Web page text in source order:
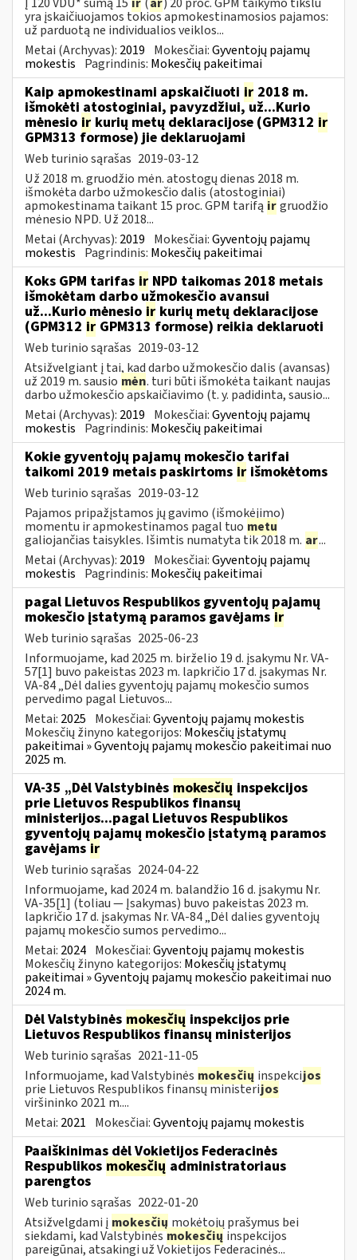
yra įskaičiuojamos tokios apmokestinamosios pajamos:
už parduotą ne individualios veiklos...
Metai (Archyvas): 2019 Mokesčiai:Gyventojų pajamų
mokestis Pagrindinis: Mokesčių pakeitimai
Kaip apmokestinami apskaičiuoti ir 2018 m.
išmokėti atostoginiai, pavyzdžiui, už...Kurio
mėnesio ir kurių metų deklaracijose (GPM312 ir
GPM313 formose) jie deklaruojami
Web turinio sąrašas 2019-03-12
Už 2018 m. gruodžio mėn. atostogų dienas 2018 m.
išmokėta darbo užmokesčio dalis (atostoginiai)
apmokestinama taikant 15 proc. GPM tarifą irgruodžio
mėnesio NPD. Už 2018...
Metai (Archyvas): 2019 Mokesčiai:Gyventojų pajamų
mokestis Pagrindinis: Mokesčių pakeitimai
Koks GPM tarifas ir NPD taikomas 2018 metais
išmokėtam darbo užmokesčio avansui
už...Kurio mėnesio ir kurių metų deklaracijose
(GPM312 ir GPM313 formose) reikia deklaruoti
Web turinio sąrašas 2019-03-12
Atsižvelgiant į tai, kad darbo užmokesčio dalis (avansas)
už 2019 m. sausio mėn. turi būti išmokėta taikant naujas
darbo užmokesčio apskaičiavimo (t. y. padidinta, sausio...
Metai (Archyvas): 2019 Mokesčiai:Gyventojų pajamų
mokestis Pagrindinis: Mokesčių pakeitimai
Kokie gyventojų pajamų mokesčio tarifai
taikomi 2019 metais paskirtoms ir išmokėtoms
Web turinio sąrašas 2019-03-12
Pajamos pripažįstamos jų gavimo (išmokėjimo)
momentu ir apmokestinamos pagal tuo metu
galiojančias taisykles. Išimtis numatyta tik 2018 m. ar...
Metai (Archyvas): 2019 Mokesčiai:Gyventojų pajamų
mokestis Pagrindinis: Mokesčių pakeitimai
pagal Lietuvos Respublikos gyventojų pajamų
mokesčio įstatymą paramos gavėjams ir
Web turinio sąrašas 2025-06-23
Informuojame, kad 2025 m. birželio 19 d. įsakymu Nr. VA-
57[1] buvo pakeistas 2023 m. lapkričio 17 d. įsakymas Nr.
VA-84 „Dėl dalies gyventojų pajamų mokesčio sumos
pervedimo pagal Lietuvos...
Metai: 2025 Mokesčiai:Gyventojų pajamų mokestis
Mokesčių žinyno kategorijos: Mokesčių įstatymų
pakeitimai » Gyventojų pajamų mokesčio pakeitimai nuo
2025 m.
VA-35 „Dėl Valstybinės mokesčių inspekcijos
prie Lietuvos Respublikos finansų
ministerijos...pagal Lietuvos Respublikos
gyventojų pajamų mokesčio įstatymą paramos
gavėjams ir
Web turinio sąrašas 2024-04-22
Informuojame, kad 2024 m. balandžio 16 d. įsakymu Nr.
VA-35[1] (toliau — Įsakymas) buvo pakeistas 2023 m.
lapkričio 17 d. įsakymas Nr. VA-84 „Dėl dalies gyventojų
pajamų mokesčio sumos pervedimo...
Metai: 2024 Mokesčiai:Gyventojų pajamų mokestis
Mokesčių žinyno kategorijos: Mokesčių įstatymų
pakeitimai » Gyventojų pajamų mokesčio pakeitimai nuo
2024 m.
Dėl Valstybinės mokesčių inspekcijos prie
Lietuvos Respublikos finansų ministerijos
Web turinio sąrašas 2021-11-05
Informuojame, kad Valstybinės mokesčių inspekcijos
prie Lietuvos Respublikos finansų ministerijos
viršininko 2021 m....
Metai: 2021 Mokesčiai:Gyventojų pajamų mokestis
Paaiškinimas dėl Vokietijos Federacinės
Respublikos mokesčių administratoriaus
parengtos
Web turinio sąrašas 2022-01-20
Atsižvelgdami į mokesčių mokėtojų prašymus bei
siekdami, kad Valstybinėsmokesčių inspekcijos
pareigūnai, atsakingi už Vokietijos Federacinės...